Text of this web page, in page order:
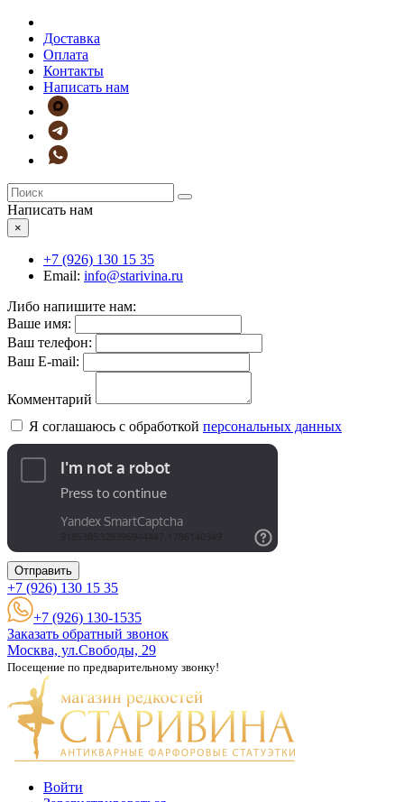
Доставка
Оплата
Контакты
Написать нам
Написать нам
×
+7 (926) 130 15 35
Email: info@starivina.ru
Либо напишите нам:
Ваше имя:
Ваш телефон:
Ваш E-mail:
Комментарий
Я соглашаюсь с обработкой персональных данных
Отправить
+7 (926) 130 15 35
+7 (926) 130-1535
Заказать обратный звонок
Москва, ул.Свободы, 29
Посещение по предварительному звонку!
Войти